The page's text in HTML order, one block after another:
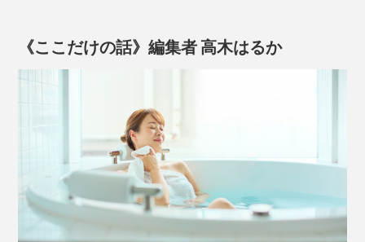
炭酸ガスのように、空気中へ抜けていかないので、家族
みんなが、じっくり“重炭酸湯”に浸かれます。
培った、写真フィルム用のマイクロカプセル造粒技術を
応用しました。
高硬度のタブレット化することで、炭酸ガスから、重炭
酸イオンを中和生成する技術を完成。
《ここだけの話》編集者 高木はるか